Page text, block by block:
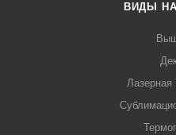
ВИДЫ
Лазерная